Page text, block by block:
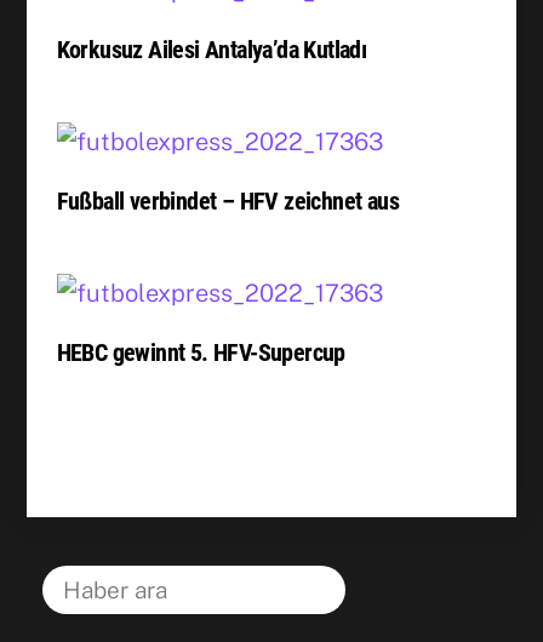
Korkusuz Ailesi Antalya’da Kutladı
Fußball verbindet – HFV zeichnet aus
HEBC gewinnt 5. HFV-Supercup